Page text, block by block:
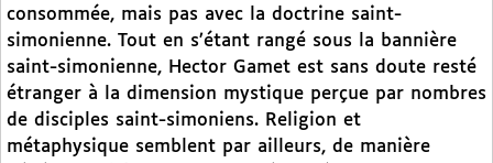
consommée, mais pas avec la doctrine saint-
simonienne. Tout en s’étant rangé sous la bannière
saint-simonienne, Hector Gamet est sans doute resté
étranger à la dimension mystique perçue par nombres
de disciples saint-simoniens. Religion et
métaphysique semblent par ailleurs, de manière